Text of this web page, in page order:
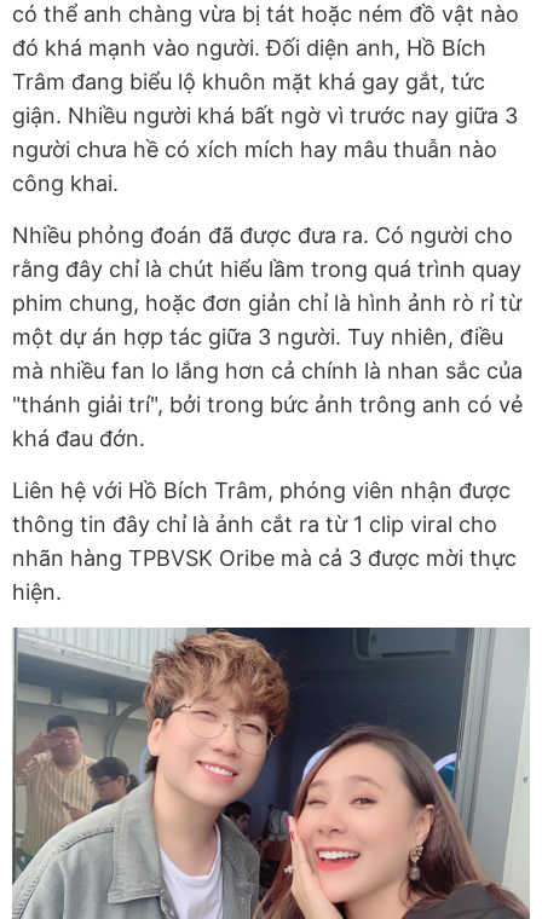
có thể anh chàng vừa bị tát hoặc ném đồ vật nào
đó khá mạnh vào người. Đối diện anh, Hồ Bích
Trâm đang biểu lộ khuôn mặt khá gay gắt, tức
giận. Nhiều người khá bất ngờ vì trước nay giữa 3
người chưa hề có xích mích hay mâu thuẫn nào
công khai.
Nhiều phỏng đoán đã được đưa ra. Có người cho
rằng đây chỉ là chút hiểu lầm trong quá trình quay
phim chung, hoặc đơn giản chỉ là hình ảnh rò rỉ từ
một dự án hợp tác giữa 3 người. Tuy nhiên, điều
mà nhiều fan lo lắng hơn cả chính là nhan sắc của
"thánh giải trí", bởi trong bức ảnh trông anh có vẻ
khá đau đớn.
Liên hệ với Hồ Bích Trâm, phóng viên nhận được
thông tin đây chỉ là ảnh cắt ra từ 1 clip viral cho
nhãn hàng TPBVSK Oribe mà cả 3 được mời thực
hiện.